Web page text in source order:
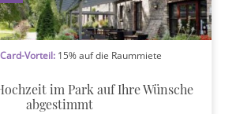
Vorteil: 15% auf die Raummiete
im Park auf Ihre Wünsche
abgestimmt